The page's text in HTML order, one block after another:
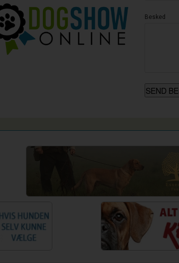
Besked
SEND